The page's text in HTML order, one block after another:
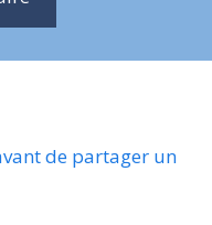
de partager un